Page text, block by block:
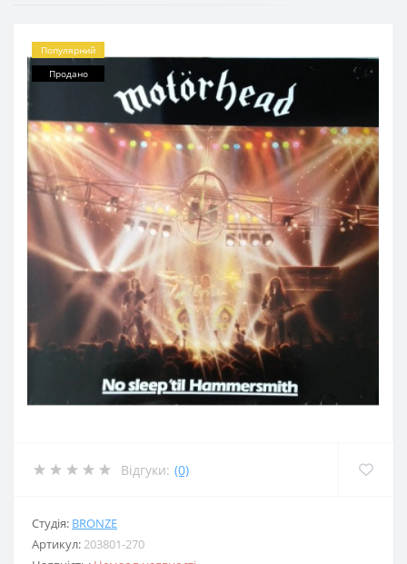
Популярний
Продано
Відгуки: (0)
Студія: BRONZE
Артикул:203801-270